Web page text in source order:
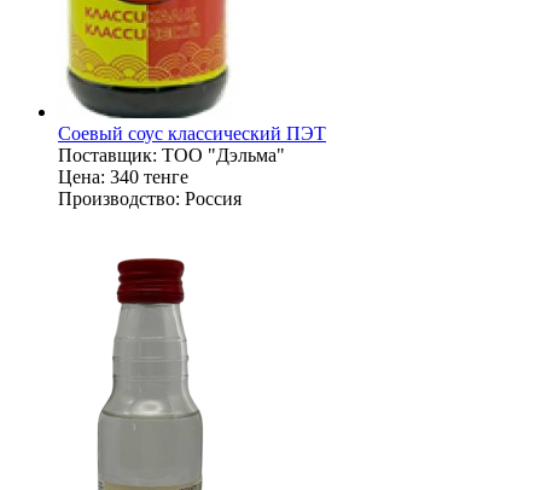
Соевый соус классический ПЭТ
Поставщик: ТОО "Дэльма"
Цена: 340 тенге
Производство: Россия